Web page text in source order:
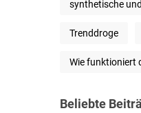
synthetische
Trenddroge
Wie funktioniert
Beliebte